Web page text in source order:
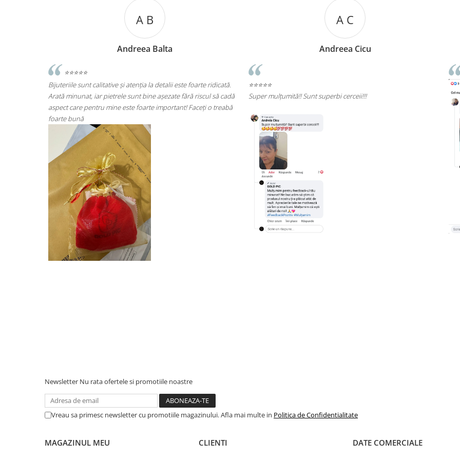
A C
Andreea Cicu
⭐⭐⭐⭐⭐
Super mulțumită!! Sunt superbi cerceii!!!
R R
Rizea Ramona
Newsletter Nu rata ofertele si promotiile noastre
Vreau sa primesc newsletter cu promotiile magazinului. Afla mai multe in Politica de Confidentialitate
MAGAZINUL MEU CLIENTI DATE COMERCIALE